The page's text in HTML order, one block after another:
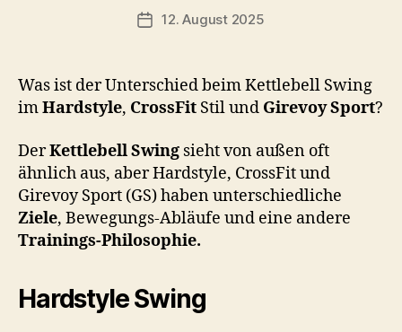
Beitragsautor
c
o
n
Beitragsdatum
12. August 2025
Was ist der Unterschied beim Kettlebell Swing
imHardstyle, CrossFit Stil und Girevoy Sport?
DerKettlebell Swing sieht von außen oft
ähnlich aus, aber Hardstyle, CrossFit und
Girevoy Sport (GS) haben unterschiedliche
Ziele, Bewegungs-Abläufe und eine andere
Trainings-Philosophie.
Hardstyle Swing